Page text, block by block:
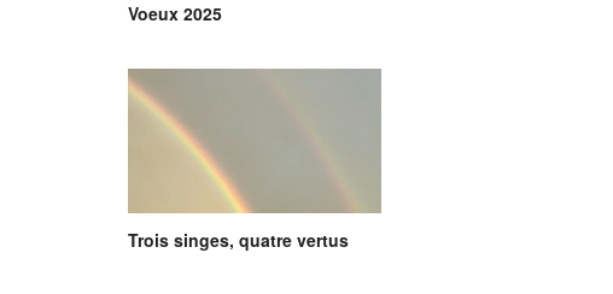
Voeux 2025
Trois singes, quatre vertus